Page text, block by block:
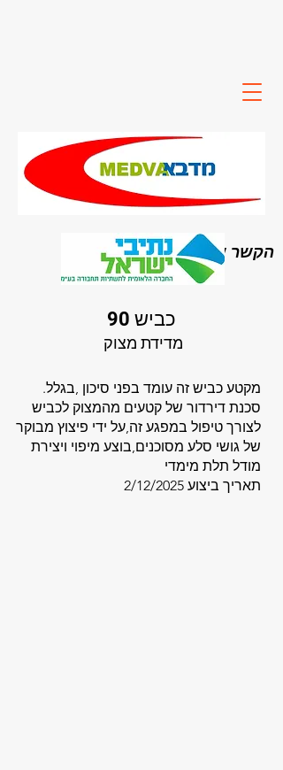
הקשר שלך להבנת השטח
מדידת מצוק
.מקטע כביש זה עומד בפני סיכון ,בגלל
סכנת דירדור של קטעים מהמצוק לכביש
לצורך טיפול במפגע זה,על ידי פיצוץ מבוקר
של גושי סלע מסוכנים,בוצע מיפוי ויצירת
מודל תלת מימדי
תאריך ביצוע 2/12/2025